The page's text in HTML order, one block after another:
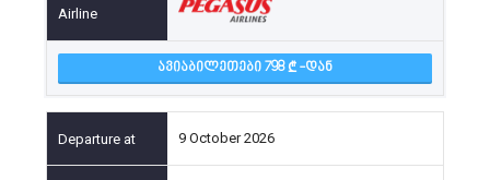
ᲐᲕᲘᲐᲑᲘᲚᲔᲗᲔᲑᲘ 798 -ᲓᲐᲜ
9 October 2026